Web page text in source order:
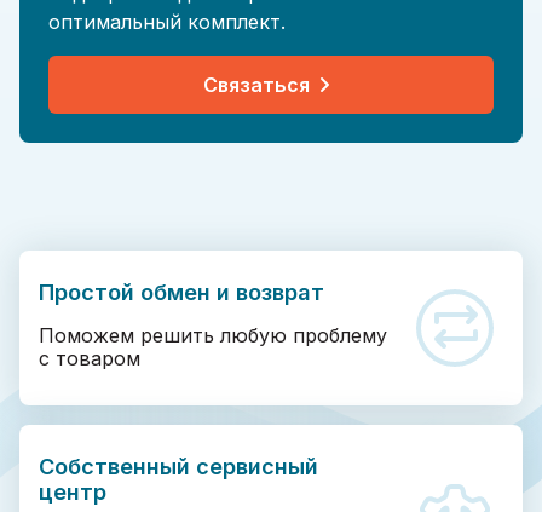
оптимальный комплект.
Связаться
Простой обмен и возврат
Поможем решить любую проблему
с товаром
Собственный сервисный
центр